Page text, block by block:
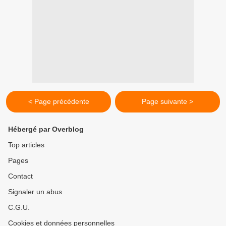
< Page précédente Page suivante >
Hébergé par Overblog
Top articles
Pages
Contact
Signaler un abus
C.G.U.
Cookies et données personnelles